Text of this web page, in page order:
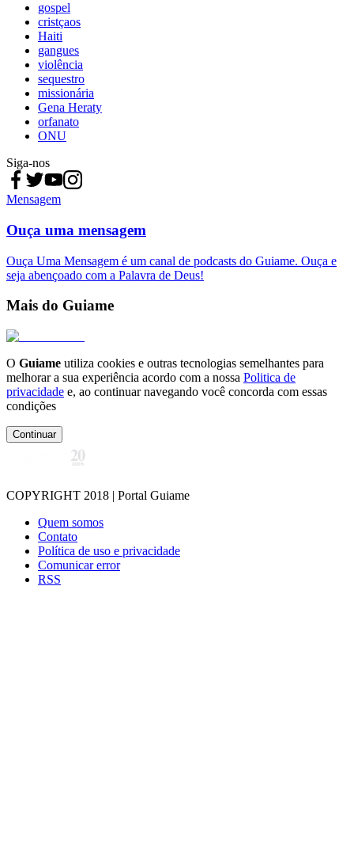
gospel
cristçaos
Haiti
gangues
violência
sequestro
missionária
Gena Heraty
orfanato
ONU
Siga-nos
Mensagem
Ouça uma mensagem
Ouça Uma Mensagem é um canal de podcasts do Guiame. Ouça e
seja abençoado com a Palavra de Deus!
Mais do Guiame
O Guiame utiliza cookies e outras tecnologias semelhantes para
melhorar a sua experiência acordo com a nossa Politica de
privacidade e, ao continuar navegando você concorda com essas
condições
Continuar
COPYRIGHT 2018 | Portal Guiame
Quem somos
Contato
Política de uso e privacidade
Comunicar error
RSS